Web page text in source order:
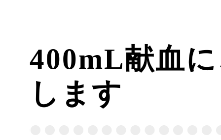
400mL献血
します